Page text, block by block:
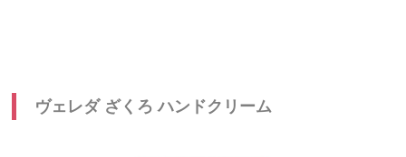
ヴェレダ ざくろ ハンドクリーム